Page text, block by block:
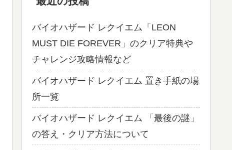
バイオハザード レクイエム「LEON
MUST DIE FOREVER」のクリア特典や
チャレンジ攻略情報など
バイオハザード レクイエム 置き手紙の場
所一覧
バイオハザード レクイエム 「最後の謎」
の答え・クリア方法について